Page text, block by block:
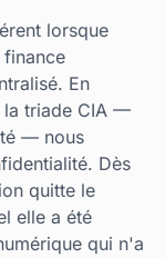
lorsque
En
la triade CIA —
— nous
Dès
quitte le
elle a été
qui n'a